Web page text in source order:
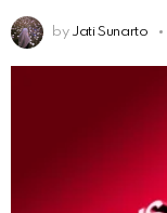
by Jati Sunarto